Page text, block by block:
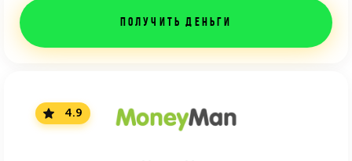
Получить деньги
4.9